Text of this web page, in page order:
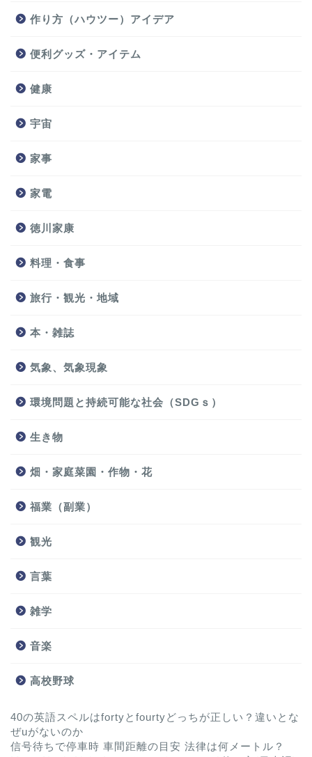
作り方（ハウツー）アイデア
便利グッズ・アイテム
健康
宇宙
家事
家電
徳川家康
料理・食事
旅行・観光・地域
本・雑誌
気象、気象現象
環境問題と持続可能な社会（SDGｓ）
生き物
畑・家庭菜園・作物・花
福業（副業）
観光
言葉
雑学
音楽
高校野球
40の英語スペルはfortyとfourtyどっちが正しい？違いとな
ぜuがないのか
信号待ちで停車時 車間距離の目安 法律は何メートル？